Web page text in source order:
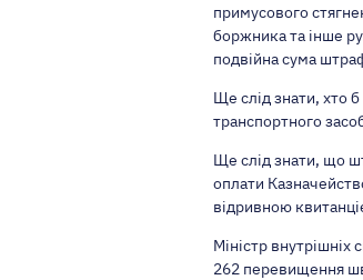
примусового
боржника та інше
подвійна сума
Ще слід знати, хто
транспортного
Ще слід знати, що
оплати
відривною
Міністр
262 перевищення